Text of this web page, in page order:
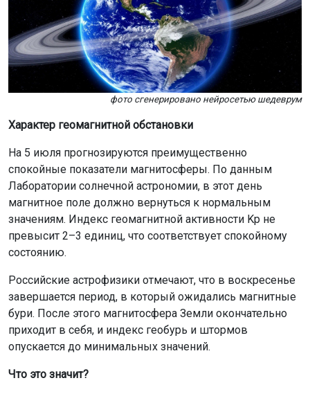
фото сгенерировано нейросетью шедеврум
Характер геомагнитной обстановки
На 5 июля прогнозируются преимущественно
спокойные показатели магнитосферы. По данным
Лаборатории солнечной астрономии, в этот день
магнитное поле должно вернуться к нормальным
значениям. Индекс геомагнитной активности Kp не
превысит 2–3 единиц, что соответствует спокойному
состоянию.
Российские астрофизики отмечают, что в воскресенье
завершается период, в который ожидались магнитные
бури. После этого магнитосфера Земли окончательно
приходит в себя, и индекс геобурь и штормов
опускается до минимальных значений.
Что это значит?